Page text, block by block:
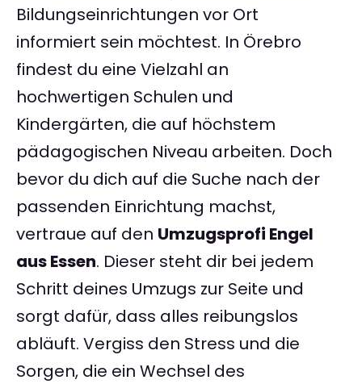
Bildungseinrichtungen vor Ort
informiert sein möchtest. In Örebro
findest du eine Vielzahl an
hochwertigen Schulen und
Kindergärten, die auf höchstem
pädagogischen Niveau arbeiten. Doch
bevor du dich auf die Suche nach der
passenden Einrichtung machst,
vertraue auf den Umzugsprofi Engel
aus Essen. Dieser steht dir bei jedem
Schritt deines Umzugs zur Seite und
sorgt dafür, dass alles reibungslos
abläuft. Vergiss den Stress und die
Sorgen, die ein Wechsel des